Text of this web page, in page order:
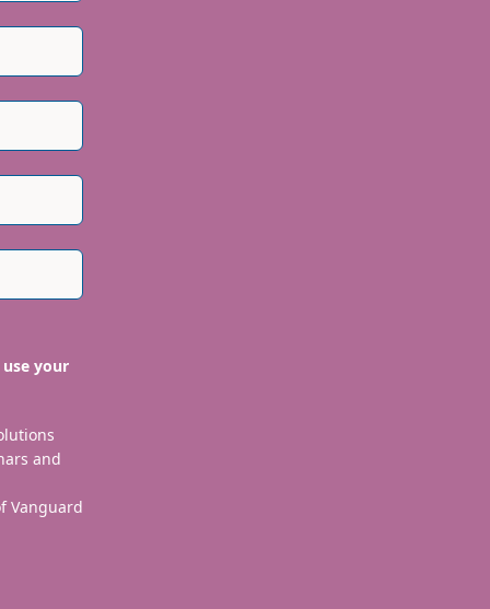
your
and
Vanguard